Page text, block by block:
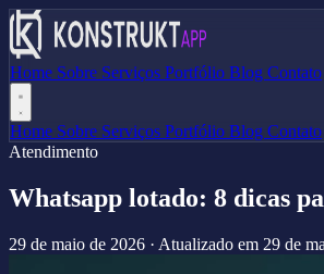
Home Sobre Serviços Portfólio Blog Contato
Home Sobre Serviços Portfólio Blog Contato
Atendimento
Whatsapp lotado: 8 dicas
29 de maio de 2026 · Atualizado em 29 de